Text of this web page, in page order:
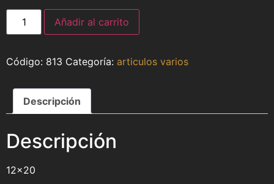
Añadir al carrito
813 Categoría: articulos varios
Descripción
Descripción
12×20